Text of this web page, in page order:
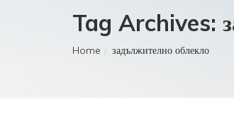
Tag Archives:
Home задължително облекло